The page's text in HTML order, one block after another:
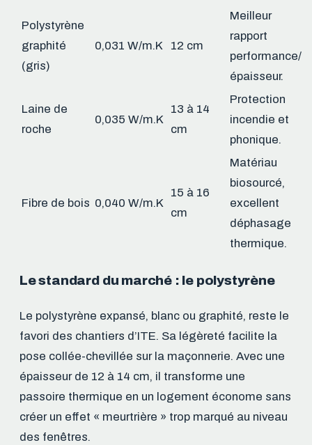
Polystyrène
graphité
(gris)
0,031 W/m.K 12 cm
Meilleur
rapport
performance/
épaisseur.
Laine de
roche
0,035 W/m.K
13 à 14
cm
Protection
incendie et
phonique.
Fibre de bois 0,040 W/m.K
15 à 16
cm
Matériau
biosourcé,
excellent
déphasage
thermique.
Le standard du marché : le polystyrène
Le polystyrène expansé, blanc ou graphité, reste le
favori des chantiers d’ITE. Sa légèreté facilite la
pose collée-chevillée sur la maçonnerie. Avec une
épaisseur de 12 à 14 cm, il transforme une
passoire thermique en un logement économe sans
créer un effet « meurtrière » trop marqué au niveau
des fenêtres.